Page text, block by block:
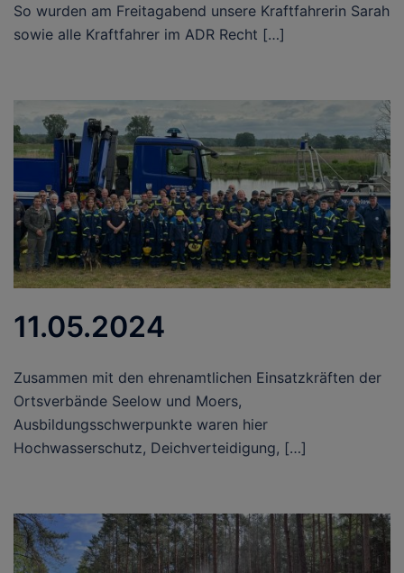
So wurden am Freitagabend unsere Kraftfahrerin Sarah
sowie alle Kraftfahrer im ADR Recht […]
11.05.2024
Zusammen mit den ehrenamtlichen Einsatzkräften der
Ortsverbände Seelow und Moers,
Ausbildungsschwerpunkte waren hier
Hochwasserschutz, Deichverteidigung, […]